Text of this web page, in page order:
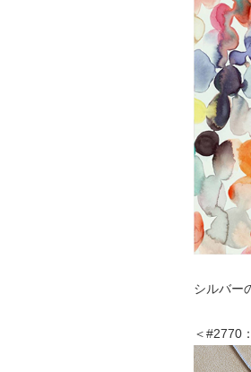
シルバー
＜#2770